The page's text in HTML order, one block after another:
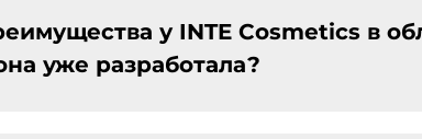
у INTE Cosmetics в
уже разработала?